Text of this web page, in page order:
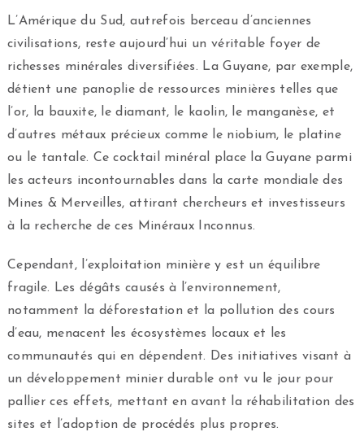
L’Amérique du Sud, autrefois berceau d’anciennes
civilisations, reste aujourd’hui un véritable foyer de
richesses minérales diversifiées. La Guyane, par exemple,
détient une panoplie de ressources minières telles que
l’or, la bauxite, le diamant, le kaolin, le manganèse, et
d’autres métaux précieux comme le niobium, le platine
ou le tantale. Ce cocktail minéral place la Guyane parmi
les acteurs incontournables dans la carte mondiale des
Mines & Merveilles, attirant chercheurs et investisseurs
à la recherche de ces Minéraux Inconnus.
Cependant, l’exploitation minière y est un équilibre
fragile. Les dégâts causés à l’environnement,
notamment la déforestation et la pollution des cours
d’eau, menacent les écosystèmes locaux et les
communautés qui en dépendent. Des initiatives visant à
un développement minier durable ont vu le jour pour
pallier ces effets, mettant en avant la réhabilitation des
sites et l’adoption de procédés plus propres.